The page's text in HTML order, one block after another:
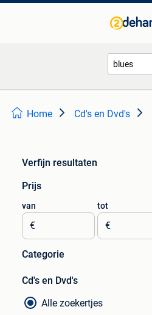
Home Cd's en Dvd's
Verfijn resultaten
Prijs
van
€
tot
€
Categorie
Cd's en Dvd's
Alle zoekertjes